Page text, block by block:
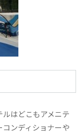
はどこもアメニテ
ンディショナーや